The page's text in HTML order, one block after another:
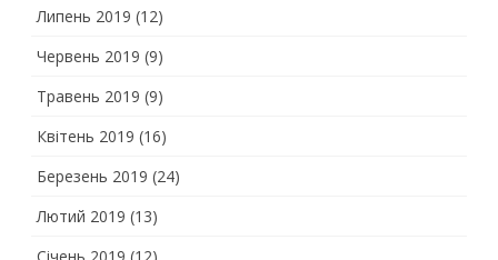
Липень 2019 (12)
Червень 2019 (9)
Травень 2019 (9)
Квітень 2019 (16)
Березень 2019 (24)
Лютий 2019 (13)